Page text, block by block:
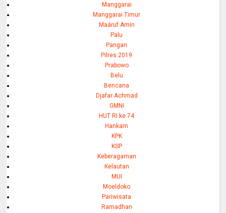
Manggarai
Manggarai Timur
Maáruf Amin
Palu
Pangan
Pilres 2019
Prabowo
Belu
Bencana
Djafar Achmad
GMNI
HUT RI ke 74
Hankam
KPK
KSP
Keberagaman
Kelautan
MUI
Moeldoko
Pariwisata
Ramadhan